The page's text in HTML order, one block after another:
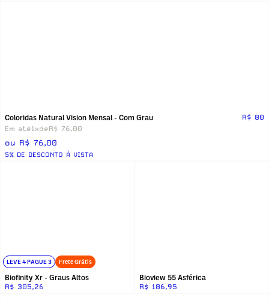
Coloridas Natural Vision Mensal - Com Grau
R$ 80
Em até1xdeR$ 76,00
ou R$ 76,00
5% DE DESCONTO Á VISTA
LEVE 4 PAGUE 3 Frete Grátis
Biofinity Xr - Graus Altos
R$ 305,26
Bioview 55 Asférica
R$ 186,95